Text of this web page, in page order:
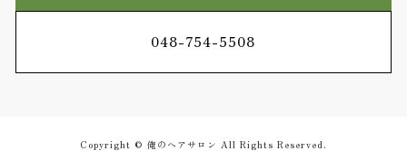
048-754-5508
Copyright © 俺のヘアサロン All Rights Reserved.